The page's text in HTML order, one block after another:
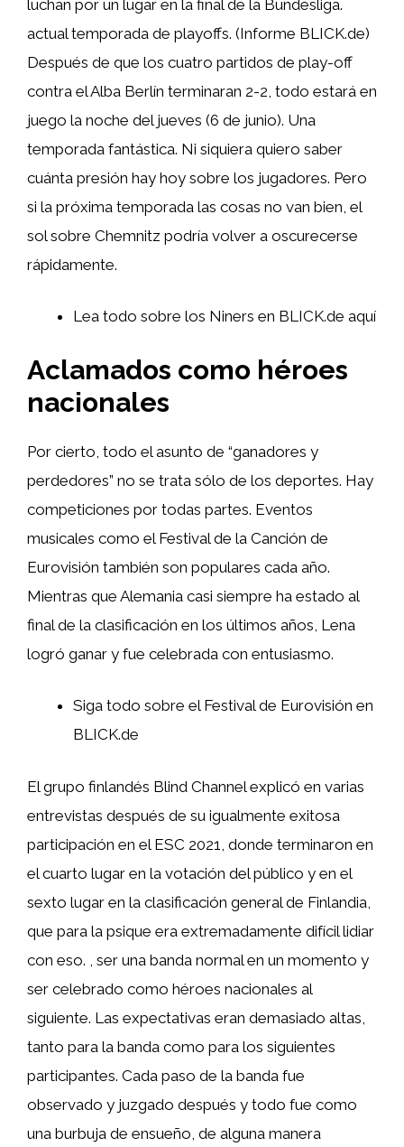
luchan por un lugar en la final de la Bundesliga.
actual temporada de playoffs. (Informe BLICK.de)
Después de que los cuatro partidos de play-off
contra el Alba Berlín terminaran 2-2, todo estará en
juego la noche del jueves (6 de junio). Una
temporada fantástica. Ni siquiera quiero saber
cuánta presión hay hoy sobre los jugadores. Pero
si la próxima temporada las cosas no van bien, el
sol sobre Chemnitz podría volver a oscurecerse
rápidamente.
Lea todo sobre los Niners en BLICK.de aquí
Aclamados como héroes
nacionales
Por cierto, todo el asunto de “ganadores y
perdedores” no se trata sólo de los deportes. Hay
competiciones por todas partes. Eventos
musicales como el Festival de la Canción de
Eurovisión también son populares cada año.
Mientras que Alemania casi siempre ha estado al
final de la clasificación en los últimos años, Lena
logró ganar y fue celebrada con entusiasmo.
Siga todo sobre el Festival de Eurovisión en
BLICK.de
El grupo finlandés Blind Channel explicó en varias
entrevistas después de su igualmente exitosa
participación en el ESC 2021, donde terminaron en
el cuarto lugar en la votación del público y en el
sexto lugar en la clasificación general de Finlandia,
que para la psique era extremadamente difícil lidiar
con eso. , ser una banda normal en un momento y
ser celebrado como héroes nacionales al
siguiente. Las expectativas eran demasiado altas,
tanto para la banda como para los siguientes
participantes. Cada paso de la banda fue
observado y juzgado después y todo fue como
una burbuja de ensueño, de alguna manera